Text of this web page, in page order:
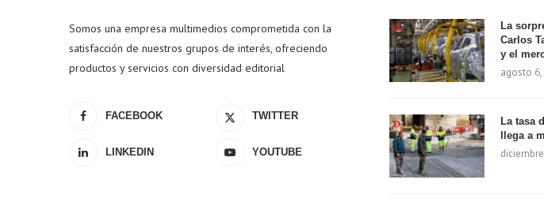
Somos una empresa multimedios comprometida con la
satisfacción de nuestros grupos de interés, ofreciendo
productos y servicios con diversidad editorial
FACEBOOK TWITTER
LINKEDIN YOUTUBE
La
Carlos
y el
agosto 6,
La tasa
llega a